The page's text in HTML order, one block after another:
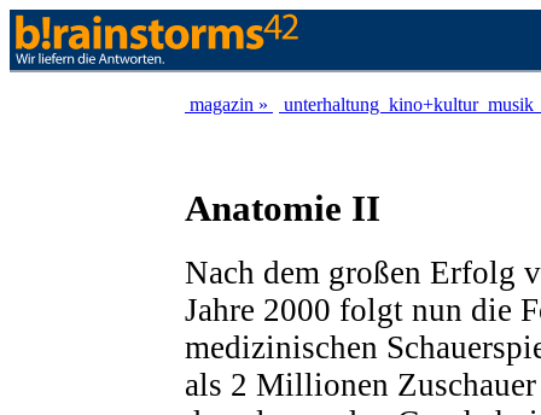
magazin » unterhaltung kino+kultur musik
Anatomie II
Nach dem großen Erfolg
Jahre 2000 folgt nun die
medizinischen
als 2 Millionen